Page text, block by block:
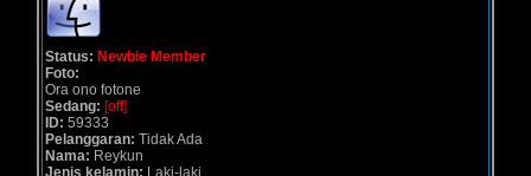
Status: Newbie Member
Foto:
Ora ono fotone
Sedang: [off]
ID: 59333
Pelanggaran: Tidak Ada
Nama: Reykun
Jenis kelamin: Laki-laki